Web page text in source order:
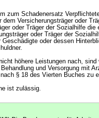
zum Schadenersatz
Versicherungsträger oder
oder Träger der Sozialhilfe die
oder Träger der
oder dessen
höhere Leistungen nach, sind
und Versorgung mit
§ 18 des Vierten Buches zu
ist zulässig.